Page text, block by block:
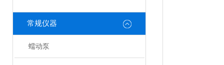
常规仪器
蠕动泵